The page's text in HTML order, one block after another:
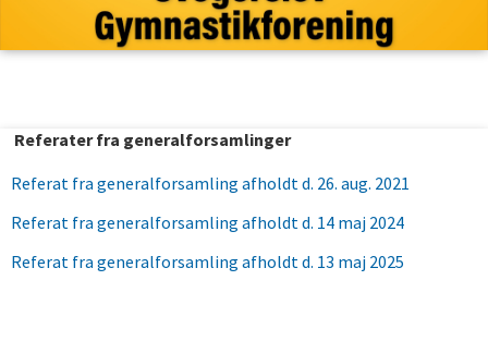
Referater fra generalforsamlinger
Referat fra generalforsamling afholdt d. 26. aug. 2021
Referat fra generalforsamling afholdt d. 14 maj 2024
Referat fra generalforsamling afholdt d. 13 maj 2025